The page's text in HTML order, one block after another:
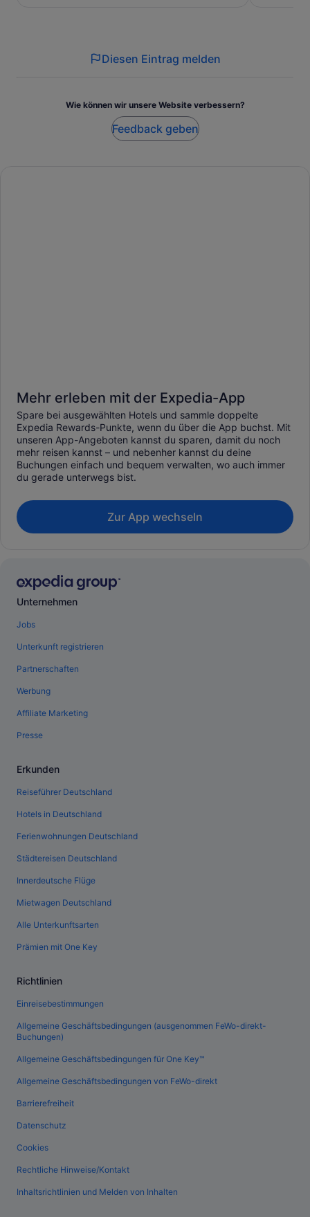
Diesen Eintrag melden
Wie können wir unsere Website verbessern?
Feedback geben
Mehr erleben mit der Expedia-App
Spare bei ausgewählten Hotels und sammle doppelte
Expedia Rewards-Punkte, wenn du über die App buchst. Mit
unseren App-Angeboten kannst du sparen, damit du noch
mehr reisen kannst – und nebenher kannst du deine
Buchungen einfach und bequem verwalten, wo auch immer
du gerade unterwegs bist.
Zur App wechseln
Unternehmen
Jobs
Unterkunft registrieren
Partnerschaften
Werbung
Affiliate Marketing
Presse
Erkunden
Reiseführer Deutschland
Hotels in Deutschland
Ferienwohnungen Deutschland
Städtereisen Deutschland
Innerdeutsche Flüge
Mietwagen Deutschland
Alle Unterkunftsarten
Prämien mit One Key
Richtlinien
Einreisebestimmungen
Allgemeine Geschäftsbedingungen (ausgenommen FeWo-direkt-
Buchungen)
Allgemeine Geschäftsbedingungen für One Key™
Allgemeine Geschäftsbedingungen von FeWo-direkt
Barrierefreiheit
Datenschutz
Cookies
Rechtliche Hinweise/Kontakt
Inhaltsrichtlinien und Melden von Inhalten